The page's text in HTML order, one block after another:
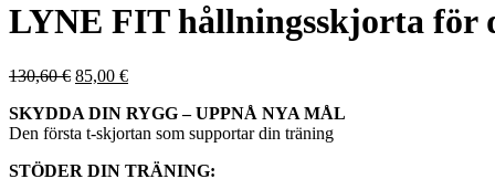
LYNE FIT hållningsskjorta för
130,60€ Det
priset
var:
85,00 €Det
priset
är:
SKYDDA DIN RYGG – UPPNÅ NYA MÅL
Den första t-skjortan som supportar din träning
STÖDER DIN TRÄNING: